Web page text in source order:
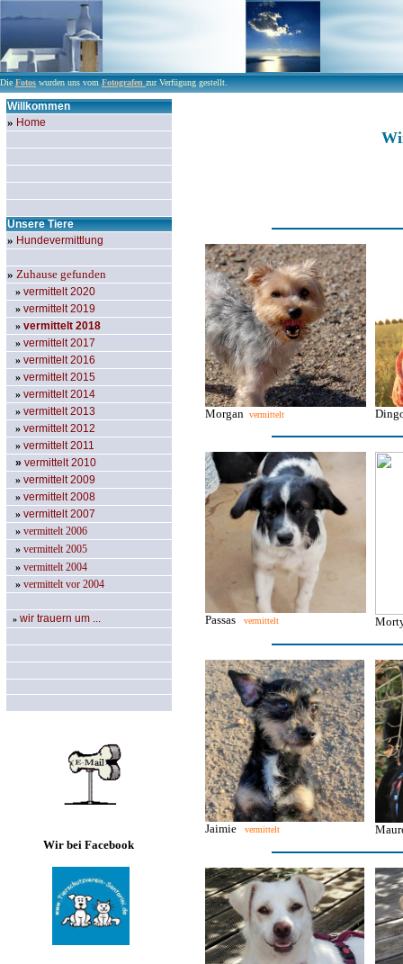
DieFotoswurden uns vomFotografenzur Verfügung gestellt.
Willkommen
» Home
Unsere Tiere
» Hundevermittlung
» Zuhause gefunden
» vermittelt 2020
» vermittelt 2019
» vermittelt 2018
» vermittelt 2017
» vermittelt 2016
» vermittelt 2015
» vermittelt 2014
» vermittelt 2013
» vermittelt 2012
» vermittelt 2011
» vermittelt 2010
» vermittelt 2009
» vermittelt 2008
» vermittelt 2007
» vermittelt 2006
» vermittelt 2005
» vermittelt 2004
» vermittelt vor 2004
» wir trauern um ...
Wir bei Facebook
Morgan vermittelt
Passas vermittelt
Jaimie vermittelt